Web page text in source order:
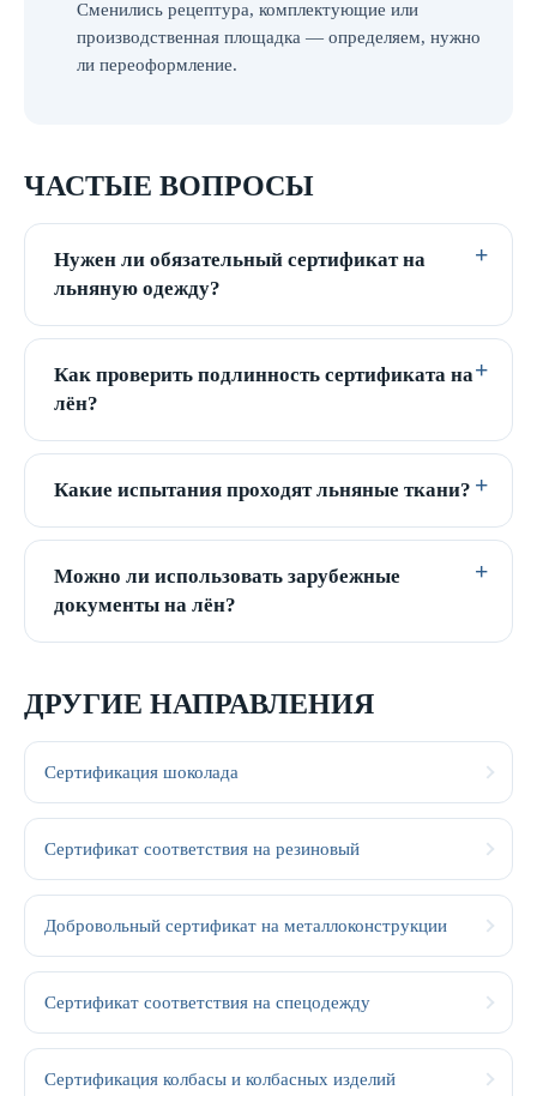
Сменились рецептура, комплектующие или
производственная площадка — определяем, нужно
ли переоформление.
ЧАСТЫЕ ВОПРОСЫ
Нужен ли обязательный сертификат на
льняную одежду?
Как проверить подлинность сертификата на
лён?
Какие испытания проходят льняные ткани?
Можно ли использовать зарубежные
документы на лён?
ДРУГИЕ НАПРАВЛЕНИЯ
Сертификация шоколада
Сертификат соответствия на резиновый
Добровольный сертификат на металлоконструкции
Сертификат соответствия на спецодежду
Сертификация колбасы и колбасных изделий